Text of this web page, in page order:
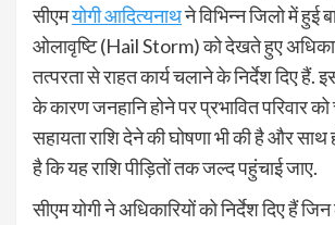
सीएमयोगी आदित्यनाथने विभिन्न जिलो में हुई
ओलावृष्टि (Hail Storm) को देखते हुए
तत्परता से राहत कार्य चलाने के निर्देश दिए हैं.
के कारण जनहानि होने पर प्रभावित परिवार
सहायता राशि देने की घोषणा भी की है और साथ
है कि यह राशि पीड़ितों तक जल्द पहुंचाई जाए.
सीएम योगी ने अधिकारियों को निर्देश दिए हैं